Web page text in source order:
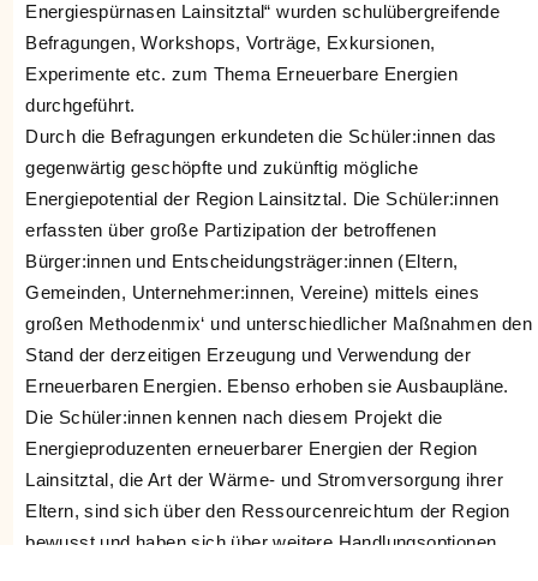
Energiespürnasen Lainsitztal“ wurden schulübergreifende
Befragungen, Workshops, Vorträge, Exkursionen,
Experimente etc. zum Thema Erneuerbare Energien
durchgeführt.
Durch die Befragungen erkundeten die Schüler:innen das
gegenwärtig geschöpfte und zukünftig mögliche
Energiepotential der Region Lainsitztal. Die Schüler:innen
erfassten über große Partizipation der betroffenen
Bürger:innen und Entscheidungsträger:innen (Eltern,
Gemeinden, Unternehmer:innen, Vereine) mittels eines
großen Methodenmix‘ und unterschiedlicher Maßnahmen den
Stand der derzeitigen Erzeugung und Verwendung der
Erneuerbaren Energien. Ebenso erhoben sie Ausbaupläne.
Die Schüler:innen kennen nach diesem Projekt die
Energieproduzenten erneuerbarer Energien der Region
Lainsitztal, die Art der Wärme- und Stromversorgung ihrer
Eltern, sind sich über den Ressourcenreichtum der Region
bewusst und haben sich über weitere Handlungsoptionen